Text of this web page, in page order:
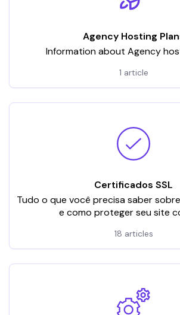
Agency Hosting
Information about Agency
1 article
Certificados SSL
Tudo o que você precisa saber
e como proteger seu site
18 articles